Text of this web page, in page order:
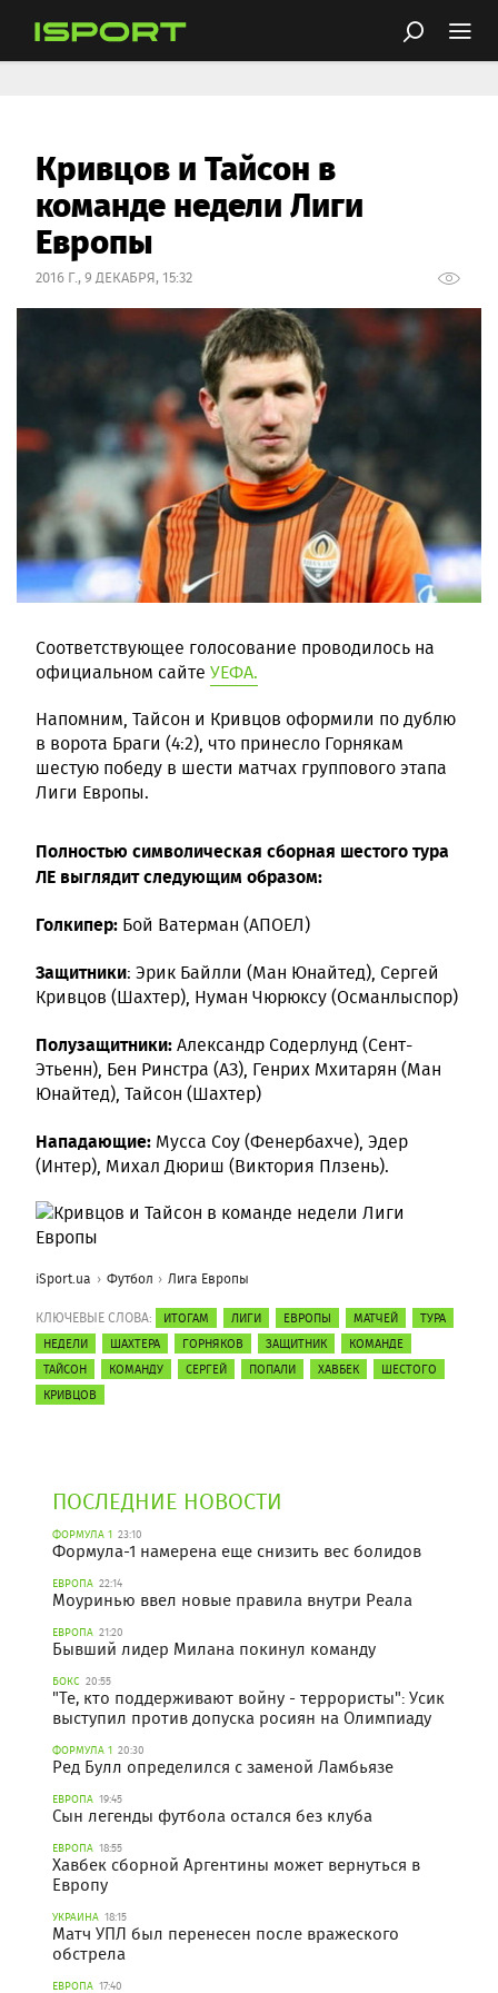
Кривцов и Тайсон в
команде недели Лиги
Европы
2016 Г., 9 ДЕКАБРЯ, 15:32
Соответствующее голосование проводилось на
официальном сайте УЕФА.
Напомним, Тайсон и Кривцов оформили по дублю
в ворота Браги (4:2), что принесло Горнякам
шестую победу в шести матчах группового этапа
Лиги Европы.
Полностью символическая сборная шестого тура
ЛЕ выглядит следующим образом:
Голкипер: Бой Ватерман (АПОЕЛ)
Защитники: Эрик Байлли (Ман Юнайтед), Сергей
Кривцов (Шахтер), Нуман Чюрюксу (Османлыспор)
Полузащитники:Александр Содерлунд (Сент-
Этьенн), Бен Ринстра (АЗ), Генрих Мхитарян (Ман
Юнайтед), Тайсон (Шахтер)
Нападающие: Мусса Соу (Фенербахче), Эдер
(Интер), Михал Дюриш (Виктория Плзень).
iSport.ua Футбол Лига Европы
КЛЮЧЕВЫЕ СЛОВА: ИТОГАМ ЛИГИ ЕВРОПЫ МАТЧЕЙ
ТУРА
НЕДЕЛИ
ШАХТЕРА ГОРНЯКОВ ЗАЩИТНИК
КОМАНДЕ
ТАЙСОН
КОМАНДУ СЕРГЕЙ ПОПАЛИ ХАВБЕК
ШЕСТОГО
КРИВЦОВ
ПОСЛЕДНИЕ НОВОСТИ
ФОРМУЛА 1 23:10
Формула-1 намерена еще снизить вес болидов
ЕВРОПА 22:14
Моуринью ввел новые правила внутри Реала
ЕВРОПА 21:20
Бывший лидер Милана покинул команду
БОКС 20:55
"Те, кто поддерживают войну - террористы": Усик
выступил против допуска росиян на Олимпиаду
ФОРМУЛА 1 20:30
Ред Булл определился с заменой Ламбьязе
ЕВРОПА 19:45
Сын легенды футбола остался без клуба
ЕВРОПА 18:55
Хавбек сборной Аргентины может вернуться в
Европу
УКРАИНА 18:15
Матч УПЛ был перенесен после вражеского
обстрела
ЕВРОПА 17:40